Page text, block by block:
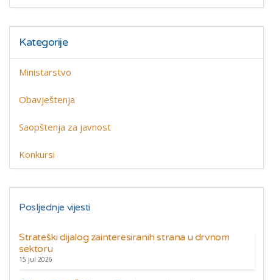
Kategorije
Ministarstvo
Obavještenja
Saopštenja za javnost
Konkursi
Posljednje vijesti
Strateški dijalog zainteresiranih strana u drvnom
sektoru
15 jul 2026